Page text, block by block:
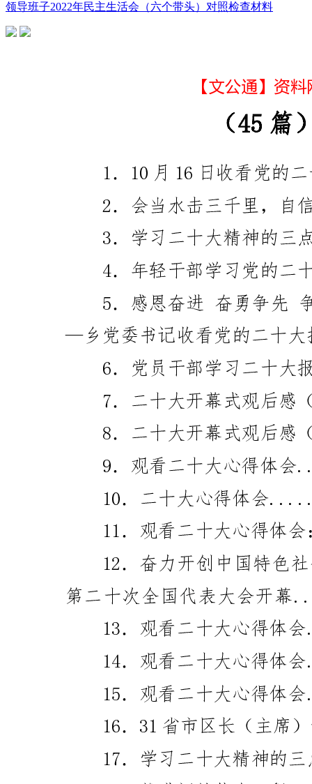
领导班子2022年民主生活会（六个带头）对照检查材料